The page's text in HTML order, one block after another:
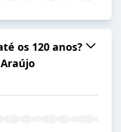
os 120 anos?